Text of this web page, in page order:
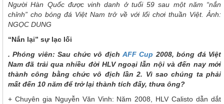
Người Hàn Quốc được vinh danh ở tuổi 59 sau một năm “nắn
chỉnh” cho bóng đá Việt Nam trở về với lối chơi thuần Việt. Ảnh:
NGỌC DUNG
“Nắn lại” sự lạc lối
. Phóng viên: Sau chức vô địch AFF Cup 2008, bóng đá Việt
Nam đã trải qua nhiều đời HLV ngoại lẫn nội và đến nay mới
thành công bằng chức vô địch lần 2. Vì sao chúng ta phải
mất đến 10 năm để trở lại thành tích đấy, thưa ông?
+ Chuyên gia Nguyễn Văn Vinh: Năm 2008, HLV Calisto dẫn dắt